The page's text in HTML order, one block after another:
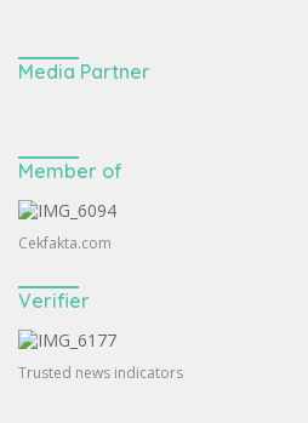
Media Partner
Member of
Cekfakta.com
Verifier
Trusted news indicators